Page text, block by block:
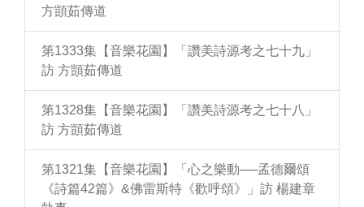
方顗茹傳道
第1333集【音樂花園】「讚美詩源考之七十九」
訪 方顗茹傳道
第1328集【音樂花園】「讚美詩源考之七十八」
訪 方顗茹傳道
第1321集【音樂花園】「心之樂動──孟德爾頌
《詩篇42篇》&佛雷斯特《歡呼頌》」訪 楊建章